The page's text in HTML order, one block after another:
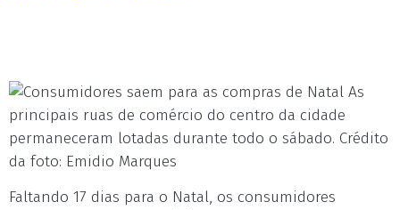
As
principais ruas de comércio do centro da cidade
permaneceram lotadas durante todo o sábado. Crédito
da foto: Emidio Marques
Faltando 17 dias para o Natal, os consumidores